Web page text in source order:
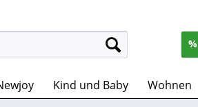
%
Kind und Baby Wohnen